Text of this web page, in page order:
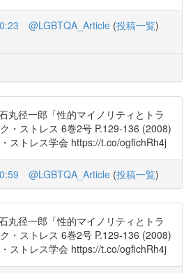
@LGBTQA_Article (投稿一覧)
丸径一郎「性的マイノリティとトラ
・ストレス 6巻2号 P.129-136 (2008)
ストレス学会 https://t.co/ogfichRh4j
@LGBTQA_Article (投稿一覧)
丸径一郎「性的マイノリティとトラ
・ストレス 6巻2号 P.129-136 (2008)
ストレス学会 https://t.co/ogfichRh4j